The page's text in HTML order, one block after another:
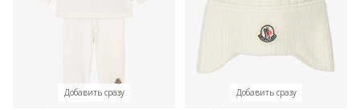
Добавить сразу Добавить сразу